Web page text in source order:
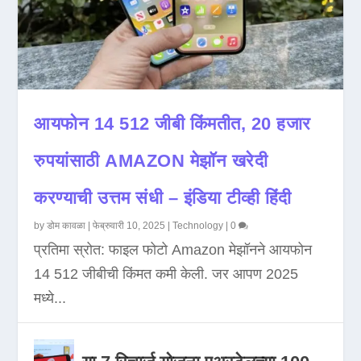
आयफोन 14 512 जीबी किंमतीत, 20 हजार
रुपयांसाठी AMAZON मेझॉन खरेदी
करण्याची उत्तम संधी – इंडिया टीव्ही हिंदी
byडोम कावळा |फेब्रुवारी 10, 2025 |Technology |0
प्रतिमा स्रोत: फाइल फोटो Amazon मेझॉनने आयफोन
14 512 जीबीची किंमत कमी केली. जर आपण 2025
मध्ये...